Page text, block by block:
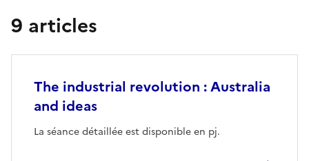
9 articles
The industrial revolution : Australia
and ideas
La séance détaillée est disponible en pj.